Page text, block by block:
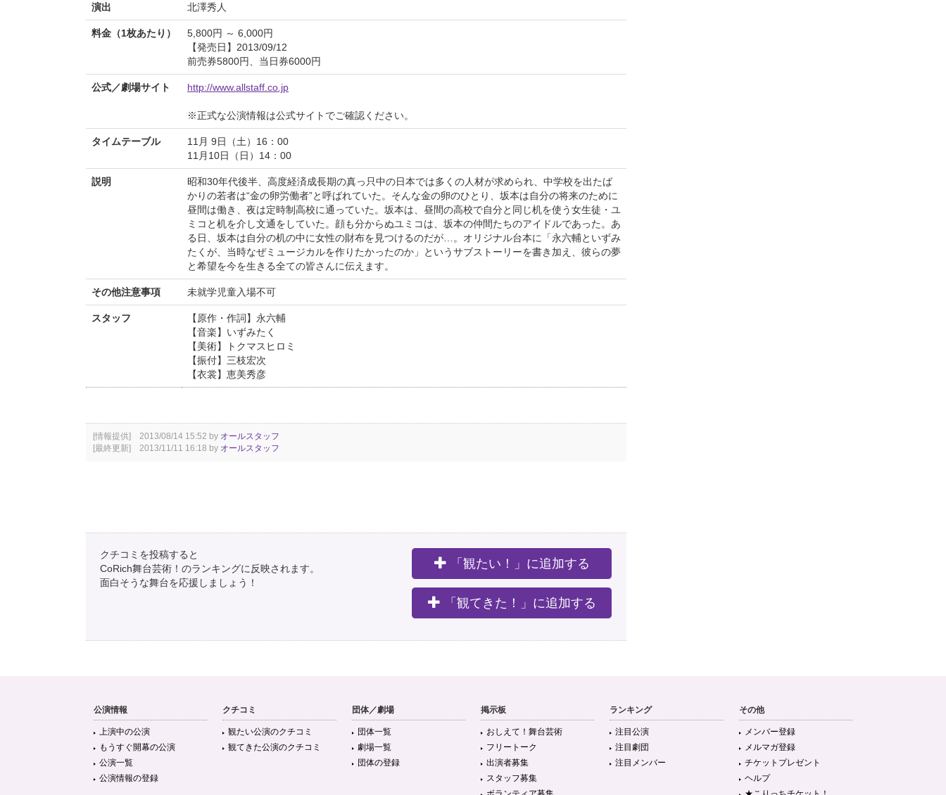
演出 北澤秀人
料金（1枚あたり）
5,800円 ～ 6,000円
【発売日】2013/09/12
前売券5800円、当日券6000円
公式／劇場サイト http://www.allstaff.co.jp
※正式な公演情報は公式サイトでご確認ください。
タイムテーブル
11月 9日（土）16：00
11月10日（日）14：00
説明
昭和30年代後半、高度経済成長期の真っ只中の日本では多くの人材が求められ、中学校を出たば
かりの若者は“金の卵労働者”と呼ばれていた。そんな金の卵のひとり、坂本は自分の将来のために
昼間は働き、夜は定時制高校に通っていた。坂本は、昼間の高校で自分と同じ机を使う女生徒・ユ
ミコと机を介し文通をしていた。顔も分からぬユミコは、坂本の仲間たちのアイドルであった。あ
る日、坂本は自分の机の中に女性の財布を見つけるのだが…。オリジナル台本に「永六輔といずみ
たくが、当時なぜミュージカルを作りたかったのか」というサブストーリーを書き加え、彼らの夢
と希望を今を生きる全ての皆さんに伝えます。
その他注意事項 未就学児童入場不可
スタッフ
【原作・作詞】永六輔
【音楽】いずみたく
【美術】トクマスヒロミ
【振付】三枝宏次
【衣裳】恵美秀彦
[情報提供] 2013/08/14 15:52 by オールスタッフ
[最終更新] 2013/11/11 16:18 by オールスタッフ
クチコミを投稿すると
CoRich舞台芸術！のランキングに反映されます。
面白そうな舞台を応援しましょう！
「観たい！」に追加する
「観てきた！」に追加する
公演情報
上演中の公演
もうすぐ開幕の公演
公演一覧
公演情報の登録
クチコミ
観たい公演のクチコミ
観てきた公演のクチコミ
団体／劇場
団体一覧
劇場一覧
団体の登録
掲示板
おしえて！舞台芸術
フリートーク
出演者募集
スタッフ募集
ランキング
注目公演
注目劇団
注目メンバー
その他
メンバー登録
メルマガ登録
チケットプレゼント
ヘルプ